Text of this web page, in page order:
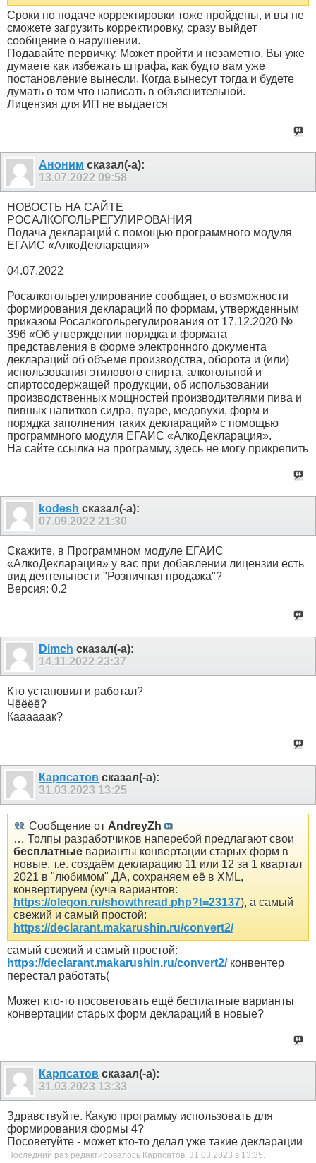
Сроки по подаче корректировки тоже пройдены, и вы не
сможете загрузить корректировку, сразу выйдет
сообщение о нарушении.
Подавайте первичку. Может пройти и незаметно. Вы уже
думаете как избежать штрафа, как будто вам уже
постановление вынесли. Когда вынесут тогда и будете
думать о том что написать в объяснительной.
Лицензия для ИП не выдается
Аноним сказал(-а):
13.07.2022 09:58
НОВОСТЬ НА САЙТЕ
РОСАЛКОГОЛЬРЕГУЛИРОВАНИЯ
Подача деклараций с помощью программного модуля
ЕГАИС «АлкоДекларация»
04.07.2022
Росалкогольрегулирование сообщает, о возможности
формирования деклараций по формам, утвержденным
приказом Росалкогольрегулирования от 17.12.2020 №
396 «Об утверждении порядка и формата
представления в форме электронного документа
деклараций об объеме производства, оборота и (или)
использования этилового спирта, алкогольной и
спиртосодержащей продукции, об использовании
производственных мощностей производителями пива и
пивных напитков сидра, пуаре, медовухи, форм и
порядка заполнения таких деклараций» с помощью
программного модуля ЕГАИС «АлкоДекларация».
На сайте ссылка на программу, здесь не могу прикрепить
kodesh сказал(-а):
07.09.2022 21:30
Скажите, в Программном модуле ЕГАИС
«АлкоДекларация» у вас при добавлении лицензии есть
вид деятельности "Розничная продажа"?
Версия: 0.2
Dimch сказал(-а):
14.11.2022 23:37
Кто установил и работал?
Чёёёё?
Каааааак?
Карпсатов сказал(-а):
31.03.2023 13:25
Сообщение от AndreyZh
… Толпы разработчиков наперебой предлагают свои
бесплатные варианты конвертации старых форм в
новые, т.е. создаём декларацию 11 или 12 за 1 квартал
2021 в "любимом" ДА, сохраняем её в XML,
конвертируем (куча вариантов:
https://olegon.ru/showthread.php?t=23137), а самый
свежий и самый простой:
https://declarant.makarushin.ru/convert2/
самый свежий и самый простой:
https://declarant.makarushin.ru/convert2/конвентер
перестал работать(
Может кто-то посоветовать ещё бесплатные варианты
конвертации старых форм деклараций в новые?
Карпсатов сказал(-а):
31.03.2023 13:33
Здравствуйте. Какую программу использовать для
формирования формы 4?
Посоветуйте - может кто-то делал уже такие декларации
Последний раз редактировалось Карпсатов; 31.03.2023 в 13:35.